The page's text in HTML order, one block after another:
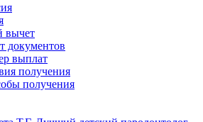
вычет
документов
выплат
получения
получения